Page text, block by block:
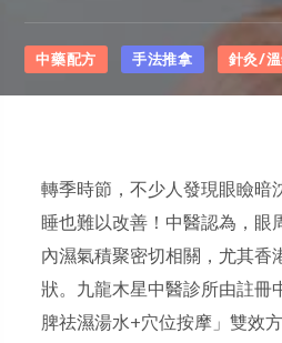
中藥配方 手法推拿 針灸/
轉季時節，不少人發現眼瞼暗
睡也難以改善！中醫認為，眼
內濕氣積聚密切相關，尤其香
狀。九龍木星中醫診所由註冊
脾祛濕湯水+穴位按摩」雙效